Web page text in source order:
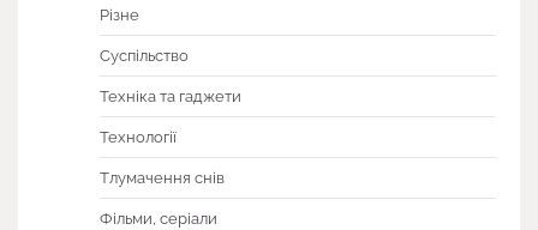
Різне
Суспільство
Техніка та гаджети
Технології
Тлумачення снів
Фільми, серіали